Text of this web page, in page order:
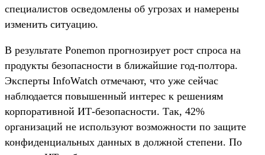
специалистов осведомлены об угрозах и намерены
изменить ситуацию.
В результате Ponemon прогнозирует рост спроса на
продукты безопасности в ближайшие год-полтора.
Эксперты InfoWatch отмечают, что уже сейчас
наблюдается повышенный интерес к решениям
корпоративной ИТ-безопасности. Так, 42%
организаций не используют возможности по защите
конфиденциальных данных в должной степени. По